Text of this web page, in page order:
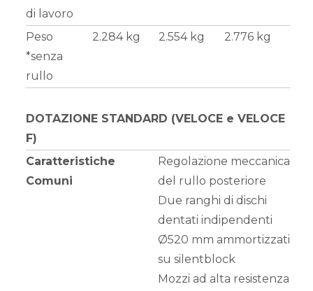
di lavoro
Peso
*senza
rullo
2.284 kg 2.554 kg 2.776 kg
DOTAZIONE STANDARD (VELOCE e VELOCE
F)
Caratteristiche
Comuni
Regolazione meccanica
del rullo posteriore
Due ranghi di dischi
dentati indipendenti
Ø520 mm ammortizzati
su silentblock
Mozzi ad alta resistenza